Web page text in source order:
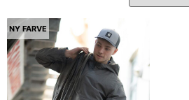
NY FARVE